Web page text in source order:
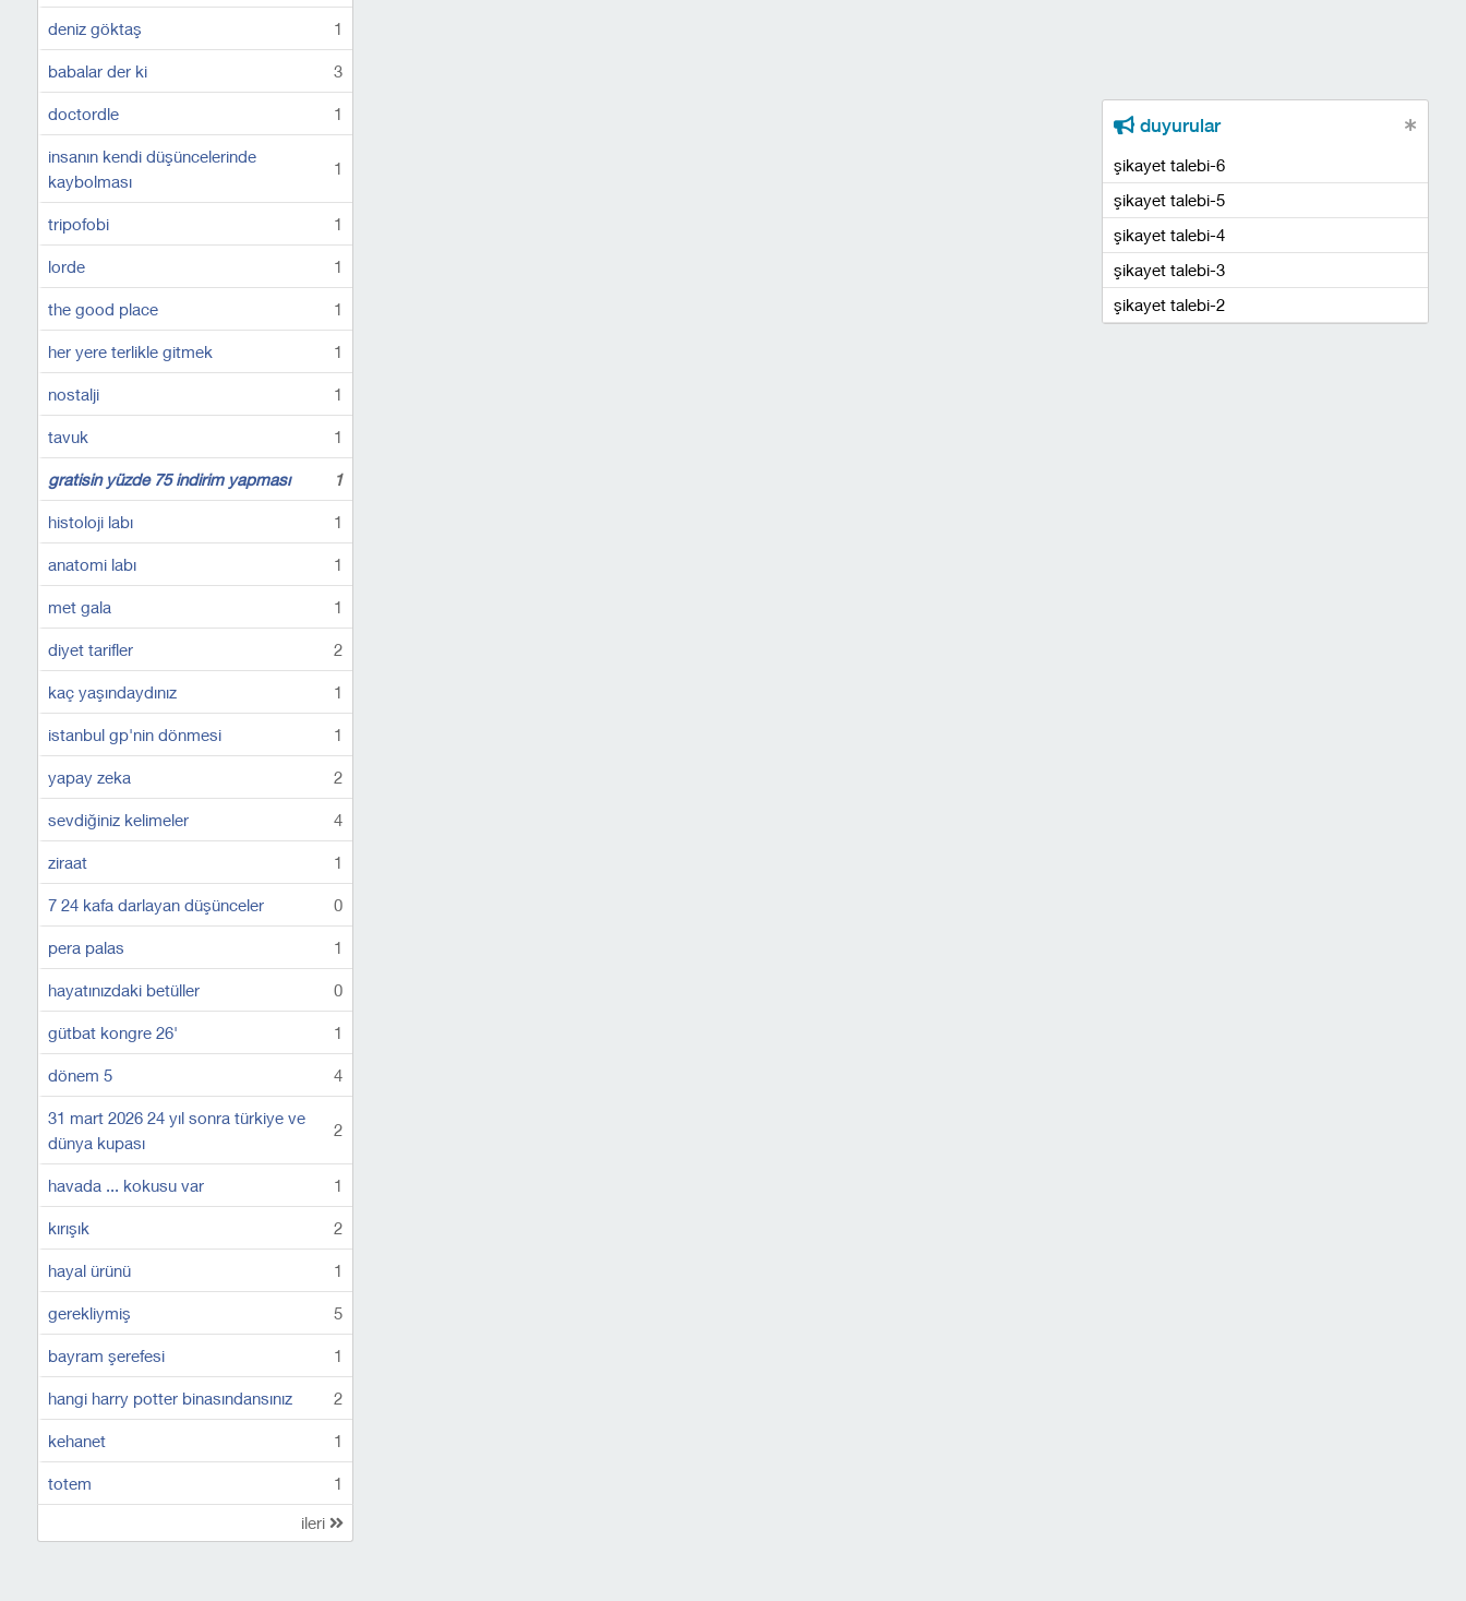
deniz göktaş 1
babalar der ki 3
doctordle 1
insanın kendi düşüncelerinde
kaybolması
1
tripofobi 1
lorde 1
the good place 1
her yere terlikle gitmek 1
nostalji 1
tavuk 1
gratisin yüzde 75 indirim yapması 1
histoloji labı 1
anatomi labı 1
met gala 1
diyet tarifler 2
kaç yaşındaydınız 1
istanbul gp'nin dönmesi 1
yapay zeka 2
sevdiğiniz kelimeler 4
ziraat 1
7 24 kafa darlayan düşünceler 0
pera palas 1
hayatınızdaki betüller 0
gütbat kongre 26' 1
dönem 5 4
31 mart 2026 24 yıl sonra türkiye ve
dünya kupası
2
havada ... kokusu var 1
kırışık 2
hayal ürünü 1
gerekliymiş 5
bayram şerefesi 1
hangi harry potter binasındansınız 2
kehanet 1
totem 1
ileri
duyurular
şikayet talebi-6
şikayet talebi-5
şikayet talebi-4
şikayet talebi-3
şikayet talebi-2